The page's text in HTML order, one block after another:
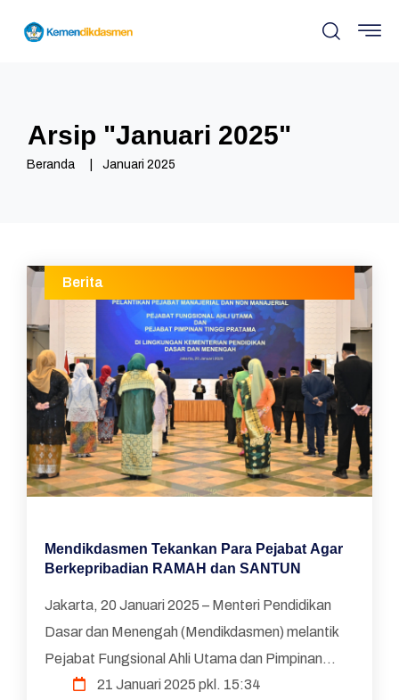
Arsip "Januari 2025"
Beranda Januari 2025
Berita
Mendikdasmen Tekankan Para Pejabat Agar
Berkepribadian RAMAH dan SANTUN
Jakarta, 20 Januari 2025 – Menteri Pendidikan
Dasar dan Menengah (Mendikdasmen) melantik
Pejabat Fungsional Ahli Utama dan Pimpinan
Tinggi Pratama di Plasa Insan Berprestasi,
21 Januari 2025 pkl. 15:34